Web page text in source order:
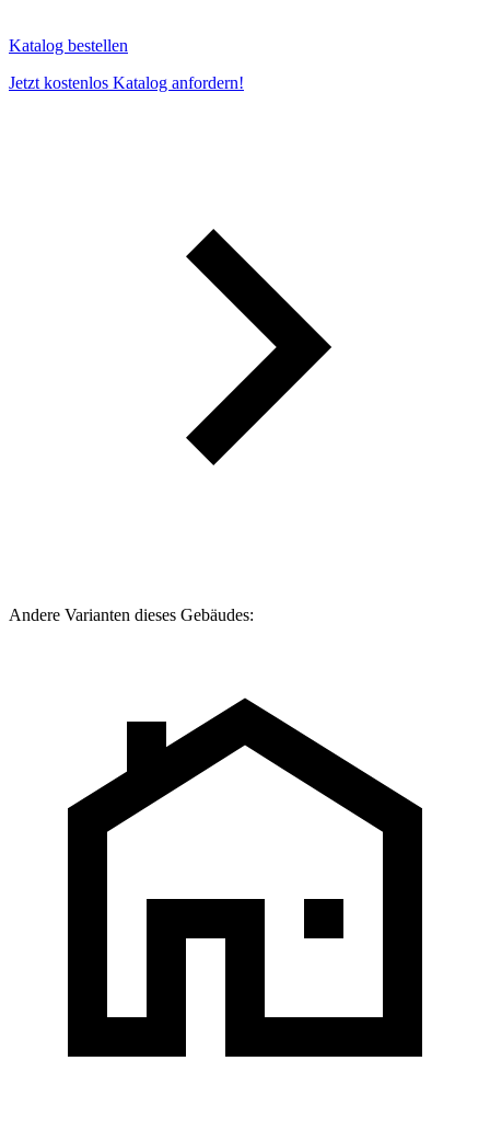
Katalog bestellen
Jetzt kostenlos Katalog anfordern!
Andere Varianten dieses Gebäudes: